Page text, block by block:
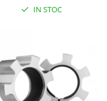
IN STOC